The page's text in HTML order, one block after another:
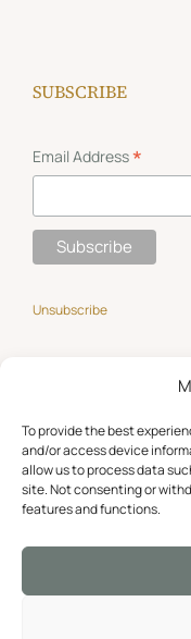
To provide the best
and/or access device
allow us to process data
site. Not consenting or
features and functions.
SUBSCRIBE
Email Address*
GET SOCIAL
2026